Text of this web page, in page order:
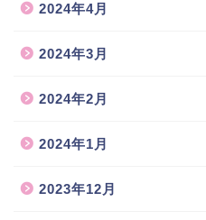
2024年4月
2024年3月
2024年2月
2024年1月
2023年12月